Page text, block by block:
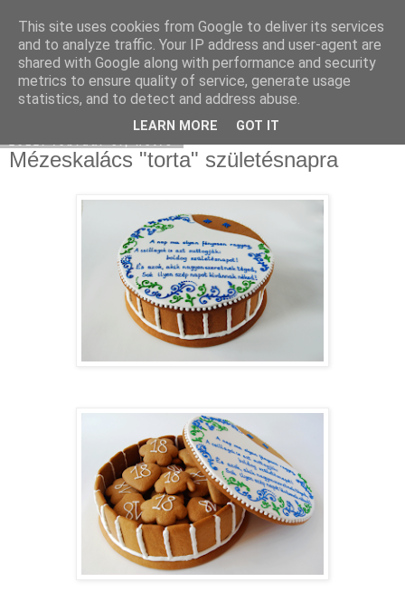
Moha Konyha
Mézeskalács "torta" születésnapra
This site uses cookies from Google to deliver its services
and to analyze traffic. Your IP address and user-agent are
shared with Google along with performance and security
metrics to ensure quality of service, generate usage
statistics, and to detect and address abuse.
LEARN MORE GOT IT